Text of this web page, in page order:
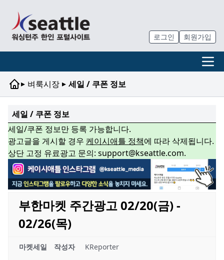
로그인 회원가입
▸ 벼룩시장 ▸ 세일 / 쿠폰 정보
세일 / 쿠폰 정보
세일/쿠폰 정보만 등록 가능합니다.
광고글을 게시할 경우 케이시애틀 정책에 따라 삭제됩니다.
상단 고정 유료광고 문의: support@kseattle.com.
부한마켓 주간광고 02/20(금) -
02/26(목)
마켓세일 작성자 KReporter